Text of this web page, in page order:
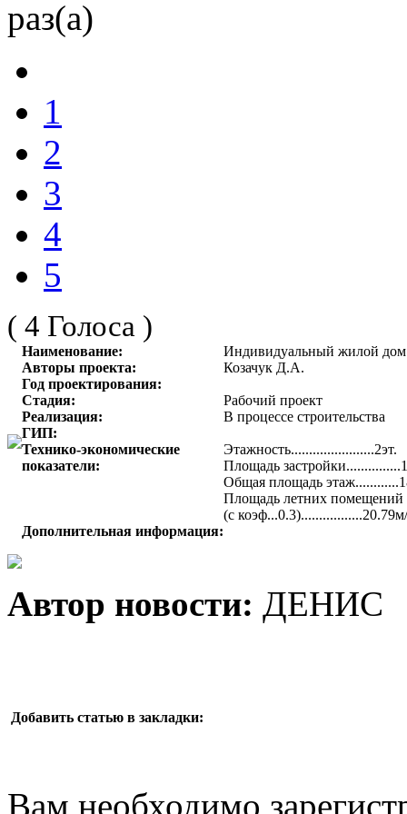
раз(а)
1
2
3
4
5
( 4 Голоса )
Наименование:
Индивидуальный жилой дом
Авторы проекта:
Козачук Д.А.
Год проектирования:
Стадия:
Рабочий проект
Реализация:
В процессе строительства
ГИП:
Технико-экономические
показатели:
Этажность.......................2эт.
Площадь
Общая площадь
Площадь летних помещений
(с
Дополнительная информация:
Автор новости: ДЕНИС
Добавить статью в закладки:
Вам необходимо